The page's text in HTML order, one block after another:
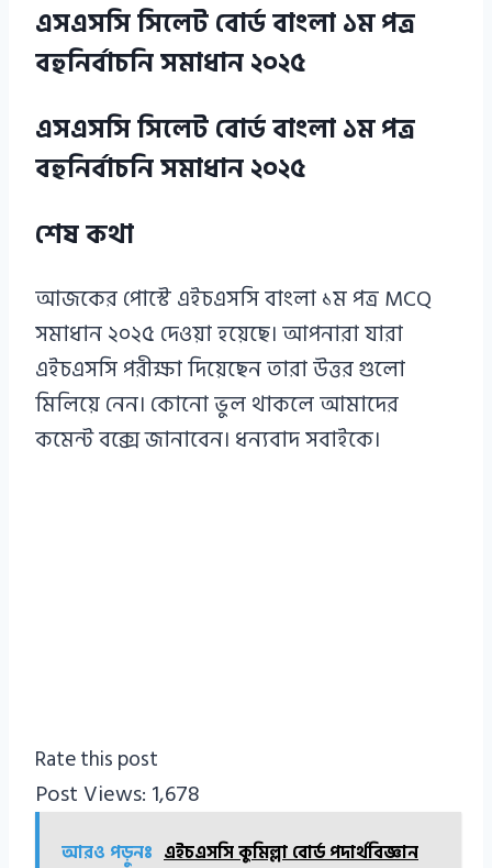
এসএসসি সিলেট বোর্ড বাংলা ১ম পত্র
বহুনির্বাচনি সমাধান ২০২৫
এসএসসি সিলেট বোর্ড বাংলা ১ম পত্র
বহুনির্বাচনি সমাধান ২০২৫
শেষ কথা
আজকের পোস্টে এইচএসসি বাংলা ১ম পত্র MCQ
সমাধান ২০২৫ দেওয়া হয়েছে। আপনারা যারা
এইচএসসি পরীক্ষা দিয়েছেন তারা উত্তর গুলো
মিলিয়ে নেন। কোনো ভুল থাকলে আমাদের
কমেন্ট বক্সে জানাবেন। ধন্যবাদ সবাইকে।
Rate this post
Post Views: 1,678
আরও পড়ুনঃ এইচএসসি কুমিল্লা বোর্ড পদার্থবিজ্ঞান